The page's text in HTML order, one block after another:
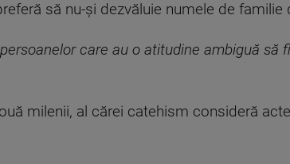
să nu-şi dezvăluie numele de
care au o atitudine ambiguă să
milenii, al cărei catehism consideră